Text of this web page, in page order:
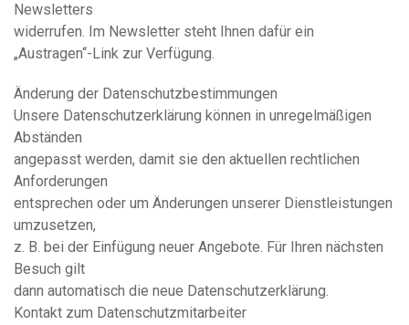
Newsletters
widerrufen. Im Newsletter steht Ihnen dafür ein
„Austragen“-Link zur Verfügung.
Änderung der Datenschutzbestimmungen
Unsere Datenschutzerklärung können in unregelmäßigen
Abständen
angepasst werden, damit sie den aktuellen rechtlichen
Anforderungen
entsprechen oder um Änderungen unserer Dienstleistungen
umzusetzen,
z. B. bei der Einfügung neuer Angebote. Für Ihren nächsten
Besuch gilt
dann automatisch die neue Datenschutzerklärung.
Kontakt zum Datenschutzmitarbeiter